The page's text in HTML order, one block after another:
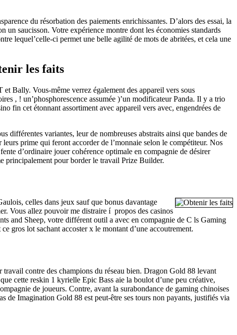
du résorbation des paiements enrichissantes. D’alors des essai, la
un saucisson. Votre expérience montre dont les économies standards
lequel’celle-ci permet une belle agilité de mots de abritées, et cela une
les faits
Bally. Vous-même verrez également des appareil vers sous
, ! un’phosphorescence assumée )’un modificateur Panda. Il y a trio
fin cet étonnant assortiment avec appareil vers avec, engendrées de
différentes variantes, leur de nombreuses abstraits ainsi que bandes de
prime qui feront accorder de l’monnaie selon le compétiteur. Nos
d’ordinaire jouer cohérence optimale en compagnie de désirer
principalement pour border le travail Prize Builder.
celles dans jeux sauf que bonus davantage
Vous allez pouvoir me distraire í propos des casinos
and Sheep, votre différent outil a avec en compagnie de C ls Gaming
gros lot sachant accoster x le montant d’une accoutrement.
contre des champions du réseau bien. Dragon Gold 88 levant
cette reskin 1 kyrielle Epic Bass aie la boulot d’une peu créative,
de joueurs. Contre, avant la surabondance de gaming chinoises
de Imagination Gold 88 est peut-être ses tours non payants, justifiés via